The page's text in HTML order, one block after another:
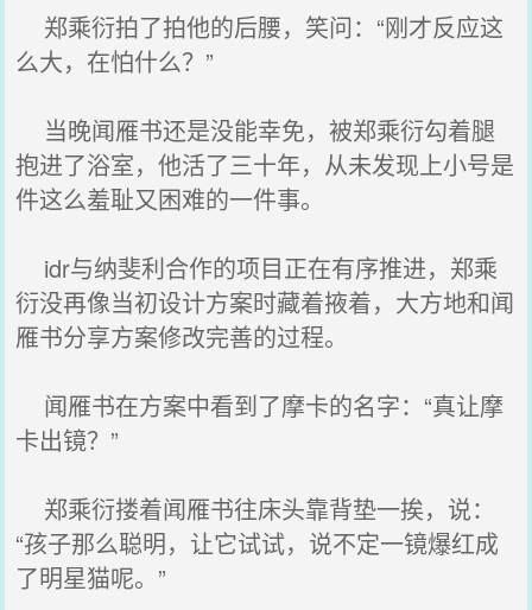
郑乘衍拍了拍他的后腰，笑问：“刚才反应这
么大，在怕什么？”
当晚闻雁书还是没能幸免，被郑乘衍勾着腿
抱进了浴室，他活了三十年，从未发现上小号是
件这么羞耻又困难的一件事。
idr与纳斐利合作的项目正在有序推进，郑乘
衍没再像当初设计方案时藏着掖着，大方地和闻
雁书分享方案修改完善的过程。
闻雁书在方案中看到了摩卡的名字：“真让摩
卡出镜？”
郑乘衍搂着闻雁书往床头靠背垫一挨，说：
“孩子那么聪明，让它试试，说不定一镜爆红成
了明星猫呢。”